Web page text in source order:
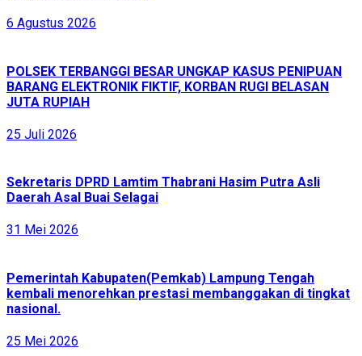
6 Agustus 2026
POLSEK TERBANGGI BESAR UNGKAP KASUS PENIPUAN
BARANG ELEKTRONIK FIKTIF, KORBAN RUGI BELASAN
JUTA RUPIAH
25 Juli 2026
Sekretaris DPRD Lamtim Thabrani Hasim Putra Asli
Daerah Asal Buai Selagai
31 Mei 2026
Pemerintah Kabupaten(Pemkab) Lampung Tengah
kembali menorehkan prestasi membanggakan di tingkat
nasional.
25 Mei 2026